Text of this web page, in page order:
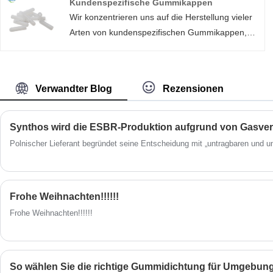
Gummimaterial und die Dichtungsart können je
nach Anwendung variieren.
Kundenspezifische Gummikappen
Wir konzentrieren uns auf die Herstellung vieler
Arten von kundenspezifischen Gummikappen,
Flaschenverschlüsse aus Silikon und EPDM-
Gummi.
Verwandter Blog Rezensionen
Polnischer Lieferant begründet seine Entscheidung mit „untragbaren und
Frohe Weihnachten!!!!!!
Frohe Weihnachten!!!!!!